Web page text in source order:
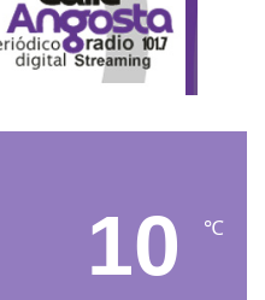
10 ℃